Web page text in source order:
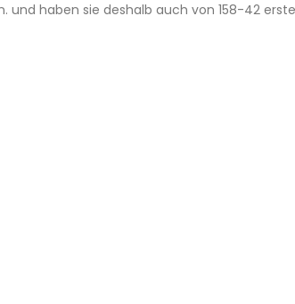
und haben sie deshalb auch von 158-42